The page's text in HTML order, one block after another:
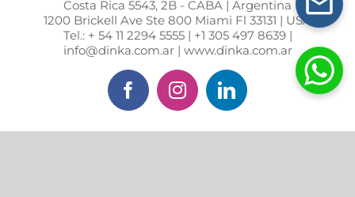
Costa Rica 5543, 2B - CABA | Argentina
1200 Brickell Ave Ste 800 Miami Fl 33131 | USA
Tel.: + 54 11 2294 5555 | +1 305 497 8639 |
info@dinka.com.ar | www.dinka.com.ar
FacebookInstagramLinkedIn